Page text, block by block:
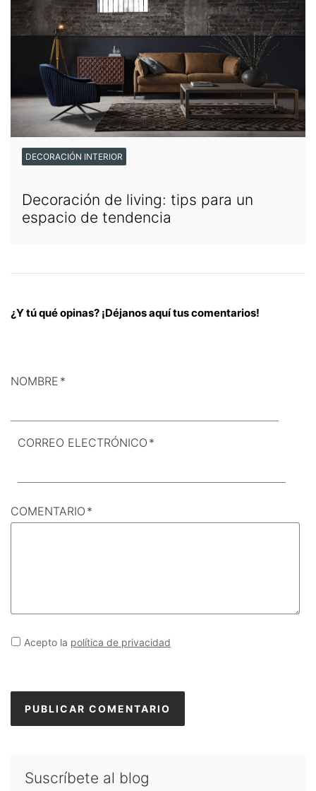
DECORACIÓN INTERIOR
Decoración de living: tips para un
espacio de tendencia
¿Y tú qué opinas? ¡Déjanos aquí tus comentarios!
NOMBRE *
CORREO ELECTRÓNICO *
COMENTARIO *
Acepto la política de privacidad
Suscríbete al blog